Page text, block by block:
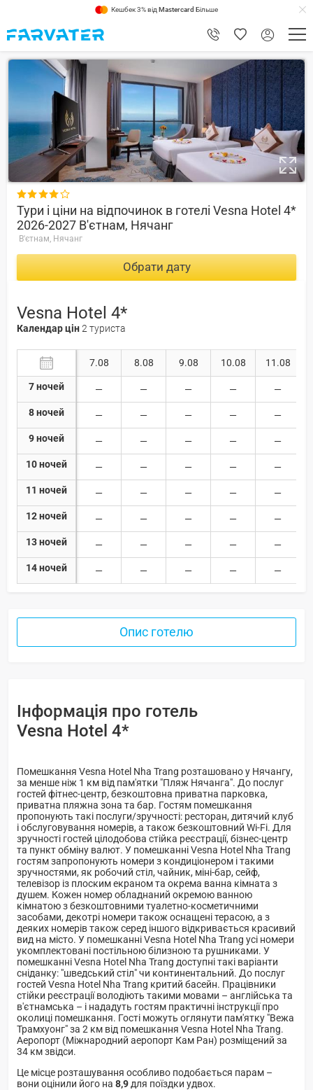
Кешбек 3% від Mastercard Більше
8.6

Тури і ціни на відпочинок в готелі Vesna Hotel 4*
2026-2027 В'єтнам, Нячанг
В'єтнам, Нячанг
Обрати дату
Vesna Hotel 4*
Календар цін2 туриста
7 ночей
8 ночей
9 ночей
10 ночей
11 ночей
12 ночей
13 ночей
14 ночей
7.08 8.08 9.08 10.08 11.08
Опис готелю
Інформація про готель
Vesna Hotel 4*
Помешкання Vesna Hotel Nha Trang розташовано у Нячангу,
за менше ніж 1 км від пам'ятки "Пляж Нячанга". До послуг
гостей фітнес-центр, безкоштовна приватна парковка,
приватна пляжна зона та бар. Гостям помешкання
пропонують такі послуги/зручності: ресторан, дитячий клуб
і обслуговування номерів, а також безкоштовний Wi-Fi. Для
зручності гостей цілодобова стійка реєстрації, бізнес-центр
та пункт обміну валют. У помешканні Vesna Hotel Nha Trang
гостям запропонують номери з кондиціонером і такими
зручностями, як робочий стіл, чайник, міні-бар, сейф,
телевізор із плоским екраном та окрема ванна кімната з
душем. Кожен номер обладнаний окремою ванною
кімнатою з безкоштовними туалетно-косметичними
засобами, декотрі номери також оснащені терасою, а з
деяких номерів також серед іншого відкривається красивий
вид на місто. У помешканні Vesna Hotel Nha Trang усі номери
укомплектовані постільною білизною та рушниками. У
помешканні Vesna Hotel Nha Trang доступні такі варіанти
сніданку: "шведський стіл" чи континентальний. До послуг
гостей Vesna Hotel Nha Trang критий басейн. Працівники
стійки реєстрації володіють такими мовами – англійська та
в'єтнамська – і нададуть гостям практичні інструкції про
околиці помешкання. Гості можуть оглянути пам'ятку "Вежа
Трамхуонг" за 2 км від помешкання Vesna Hotel Nha Trang.
Аеропорт (Міжнародний аеропорт Кам Ран) розміщений за
34 км звідси.
Це місце розташування особливо подобається парам –
вони оцінили його на 8,9 для поїздки удвох.